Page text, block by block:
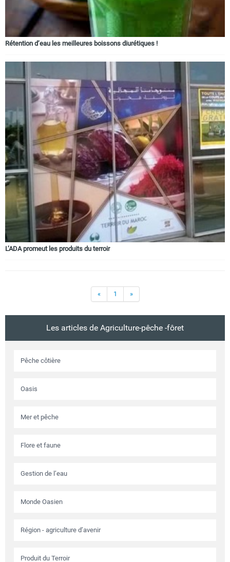
Rétention d’eau les meilleures boissons diurétiques !
L’ADA promeut les produits du terroir
« 1 »
Les articles de Agriculture-pêche -fôret
Pêche côtière
Oasis
Mer et pêche
Flore et faune
Gestion de l’eau
Monde Oasien
Région - agriculture d’avenir
Produit du Terroir